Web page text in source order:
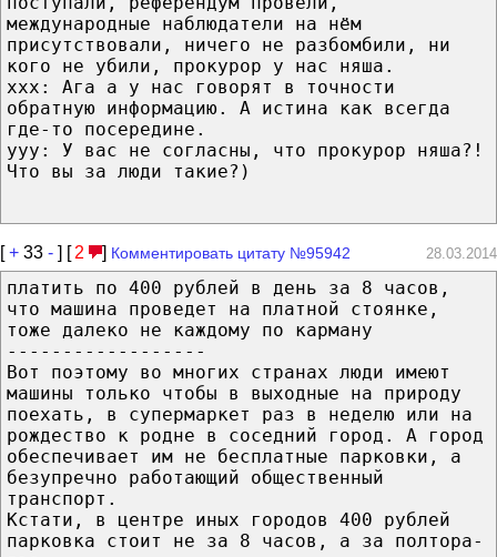
международные наблюдатели на нём
присутствовали, ничего не разбомбили, ни
кого не убили, прокурор у нас няша.
ххх: Ага а у нас говорят в точности
обратную информацию. А истина как всегда
где-то посередине.
ууу: У вас не согласны, что прокурор няша?!
Что вы за люди такие?)
[+ 33 - ] [ 2 ] Комментировать цитату №95942 28.03.2014
платить по 400 рублей в день за 8 часов,
что машина проведет на платной стоянке,
тоже далеко не каждому по карману
------------------
Вот поэтому во многих странах люди имеют
машины только чтобы в выходные на природу
поехать, в супермаркет раз в неделю или на
рождество к родне в соседний город. А город
обеспечивает им не бесплатные парковки, а
безупречно работающий общественный
транспорт.
Кстати, в центре иных городов 400 рублей
парковка стоит не за 8 часов, а за полтора-